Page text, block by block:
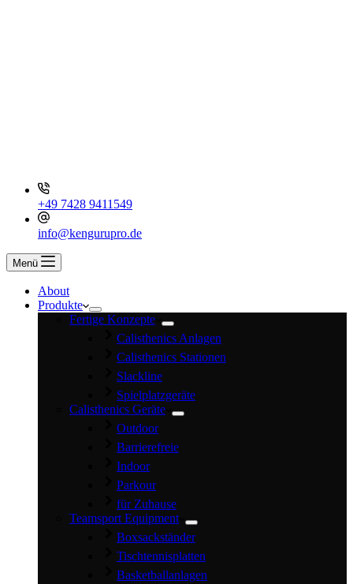
+49 7428 9411549
info@kengurupro.de
Menü
About
Produkte
Fertige Konzepte
Calisthenics Anlagen
Calisthenics Stationen
Slackline
Spielplatzgeräte
Calisthenics Geräte
Outdoor
Barrierefreie
Indoor
Parkour
für Zuhause
Teamsport Equipment
Boxsackständer
Tischtennisplatten
Basketballanlagen